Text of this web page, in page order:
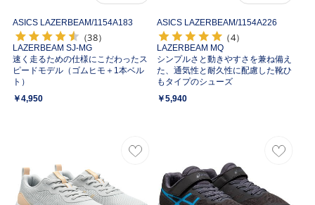
ASICS LAZERBEAM/1154A183
（38）
LAZERBEAM SJ-MG
速く走るための仕様にこだわったス
ピードモデル（ゴムヒモ＋1本ベル
ト）
￥4,950
ASICS LAZERBEAM/1154A226
（4）
LAZERBEAM MQ
シンプルさと動きやすさを兼ね備え
た、通気性と耐久性に配慮した靴ひ
もタイプのシューズ
￥5,940